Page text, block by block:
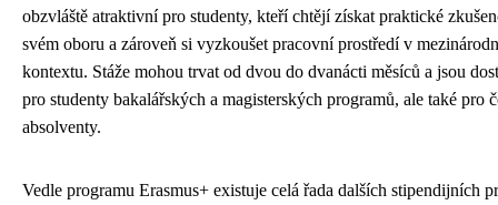
obzvláště atraktivní pro studenty, kteří chtějí získat praktické
svém oboru a zároveň si vyzkoušet pracovní prostředí v
kontextu. Stáže mohou trvat od dvou do dvanácti měsíců a jsou
pro studenty bakalářských a magisterských programů, ale také pro
absolventy.
Vedle programu Erasmus+ existuje celá řada dalších stipendijních